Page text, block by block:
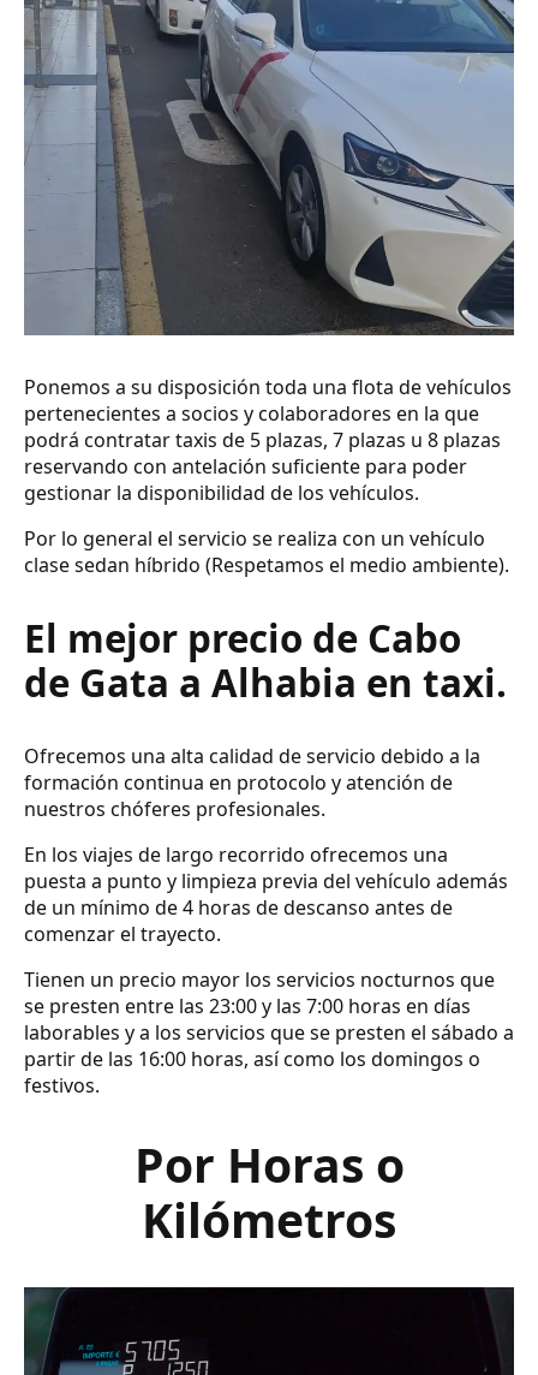
Ponemos a su disposición toda una flota de vehículos
pertenecientes a socios y colaboradores en la que
podrá contratar taxis de 5 plazas, 7 plazas u 8 plazas
reservando con antelación suficiente para poder
gestionar la disponibilidad de los vehículos.
Por lo general el servicio se realiza con un vehículo
clase sedan híbrido (Respetamos el medio ambiente).
El mejor precio de Cabo
de Gata a Alhabia en taxi.
Ofrecemos una alta calidad de servicio debido a la
formación continua en protocolo y atención de
nuestros chóferes profesionales.
En los viajes de largo recorrido ofrecemos una
puesta a punto y limpieza previa del vehículo además
de un mínimo de 4 horas de descanso antes de
comenzar el trayecto.
Tienen un precio mayor los servicios nocturnos que
se presten entre las 23:00 y las 7:00 horas en días
laborables y a los servicios que se presten el sábado a
partir de las 16:00 horas, así como los domingos o
festivos.
Por Horas o
Kilómetros